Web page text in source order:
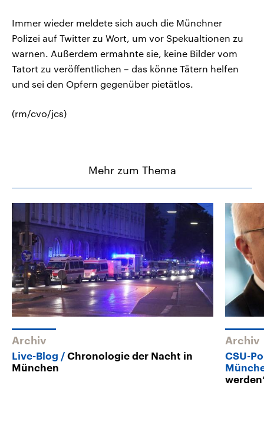
Immer wieder meldete sich auch die Münchner
Polizei auf Twitter zu Wort, um vor Spekualtionen zu
warnen. Außerdem ermahnte sie, keine Bilder vom
Tatort zu veröffentlichen – das könne Tätern helfen
und sei den Opfern gegenüber pietätlos.
(rm/cvo/jcs)
Mehr zum Thema
Archiv
Live-Blog
Chronologie der Nacht in
München
Archiv
CSU-